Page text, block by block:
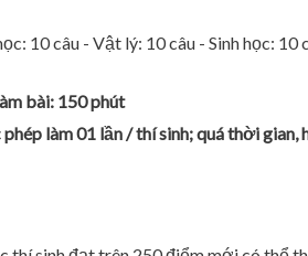
10 câu - Vật lý: 10 câu - Sinh học:
bài: 150 phút
làm 01 lần / thí sinh; quá thời